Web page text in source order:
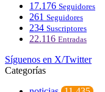
17.176 Seguidores
261 Seguidores
234 Suscriptores
22.116 Entradas
Síguenos en X/Twitter
Categorías